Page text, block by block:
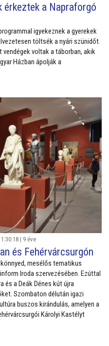
érkeztek a Napraforgó
igyekeznek a gyerekek
töltsék a nyári szünidőt.
voltak a táborban, akik
Házban ápolják a
| 9 éve
és Fehérvárcsurgón
mesélős tematikus
Iroda szervezésében. Ezúttal
és a Deák Dénes kút újra
Szombaton délután igazi
buszos kirándulás, amelyen a
Károlyi Kastélyt